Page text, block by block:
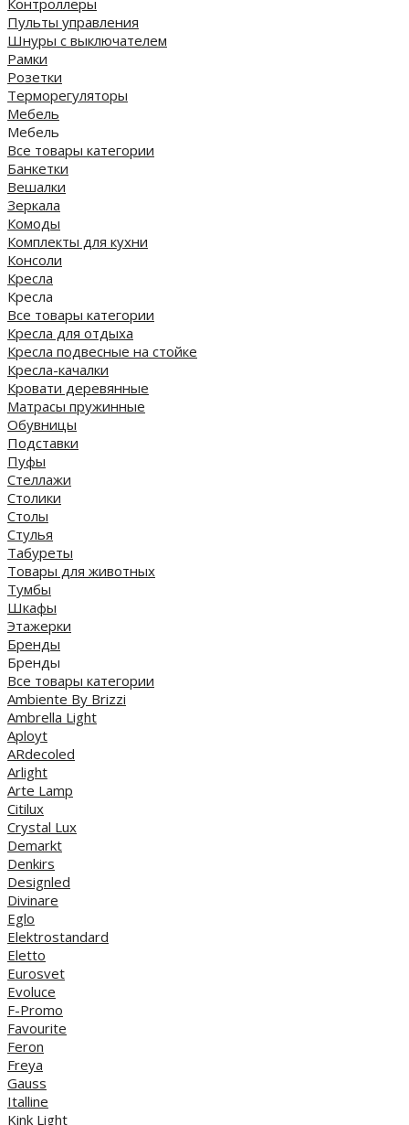
Пульты управления
Шнуры с выключателем
Рамки
Розетки
Терморегуляторы
Мебель
Мебель
Все товары категории
Банкетки
Вешалки
Зеркала
Комоды
Комплекты для кухни
Консоли
Кресла
Кресла
Все товары категории
Кресла для отдыха
Кресла подвесные на стойке
Кресла-качалки
Кровати деревянные
Матрасы пружинные
Обувницы
Подставки
Пуфы
Стеллажи
Столики
Столы
Стулья
Табуреты
Товары для животных
Тумбы
Шкафы
Этажерки
Бренды
Бренды
Все товары категории
Ambiente By Brizzi
Ambrella Light
Aployt
ARdecoled
Arlight
Arte Lamp
Citilux
Crystal Lux
Demarkt
Denkirs
Designled
Divinare
Eglo
Elektrostandard
Eletto
Eurosvet
Evoluce
F-Promo
Favourite
Feron
Freya
Gauss
Italline
Kink Light